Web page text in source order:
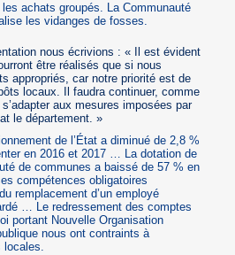
achats groupés. La Communauté
les vidanges de fosses.
nous écrivions : « Il est évident
être réalisés que si nous
appropriés, car notre priorité est de
locaux. Il faudra continuer, comme
s’adapter aux mesures imposées par
le département. »
de l’État a diminué de 2,8 %
en 2016 et 2017 … La dotation de
de communes a baissé de 57 % en
compétences obligatoires
remplacement d’un employé
… Le redressement des comptes
portant Nouvelle Organisation
nous ont contraints à
locales.